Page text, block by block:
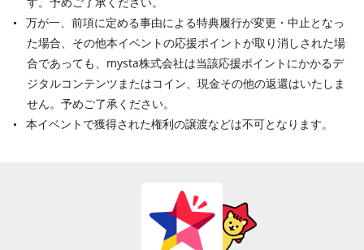
万が一、前項に定める事由による特典履行が変更・中止となっ
た場合、その他本イベントの応援ポイントが取り消しされた場
合であっても、mysta株式会社は当該応援ポイントにかかるデ
ジタルコンテンツまたはコイン、現金その他の返還はいたしま
せん。予めご了承ください。
本イベントで獲得された権利の譲渡などは不可となります。